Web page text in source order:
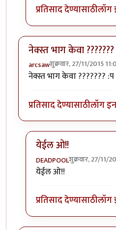
प्रतिसाद देण्यासाठीलॉग
नेक्स्त भाग केवा
arcsawशुक्रवार, 27/11/2015
नेक्स्त भाग केवा ??????? :प
प्रतिसाद देण्यासाठीलॉग
येईल ओ!!
DEADPOOLशुक्रवार, 27/11/
In reply to
येईल ओ!!
प्रतिसाद देण्यासाठीलॉग